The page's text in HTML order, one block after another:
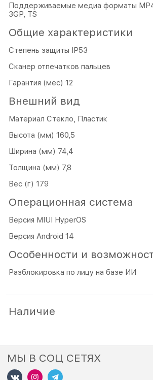
Поддерживаемые медиа форматы
3GP, TS
Общие характеристики
Степень защиты IP53
Сканер отпечатков пальцев
Гарантия (мес) 12
Внешний вид
Материал Стекло, Пластик
Высота (мм) 160,5
Ширина (мм) 74,4
Толщина (мм) 7,8
Вес (г) 179
Операционная система
Версия MIUI HyperOS
Версия Android 14
Особенности и
Разблокировка по лицу на базе ИИ
Наличие
МЫ В СОЦ СЕТЯХ